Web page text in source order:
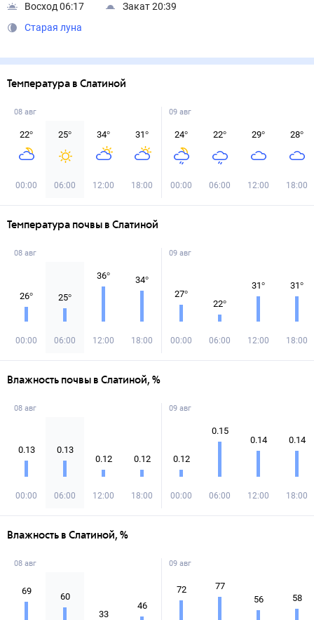
Восход 06:17
Закат 20:39
Старая луна
Температура в Слатиной
08 авг
22°
00:00
25°
06:00
34°
12:00
31°
18:00
09 авг
24°
00:00
22°
06:00
29°
12:00
28°
18:00
Температура почвы в Слатиной
08 авг
26°
00:00
25°
06:00
36°
12:00
34°
18:00
09 авг
27°
00:00
22°
06:00
31°
12:00
31°
18:00
Влажность почвы в Слатиной, %
08 авг
0.13
00:00
0.13
06:00
0.12
12:00
0.12
18:00
09 авг
0.12
00:00
0.15
06:00
0.14
12:00
0.14
18:00
Влажность в Слатиной, %
08 авг
69
60
33
46
09 авг
72 77
56 58